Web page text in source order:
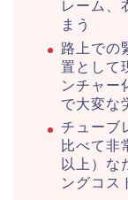
レーム、
まう
路上での
置として
ンチャー
で大変な
チューブ
比べて非
以上）な
ングコス